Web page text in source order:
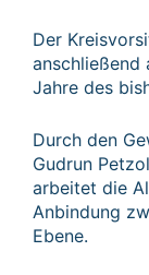
Der
Jahre des
Durch den
Gudrun
arbeitet die
Anbindung
Ebene.